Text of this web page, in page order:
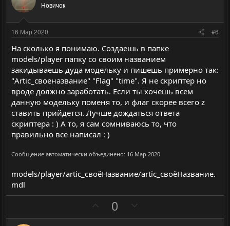
о о
т
в
н
ы
й
г
о
л
о
с
т
в
н
ы
й
г
о
л
о
Новичок
16 Мар 2020 #6
На сколько я понимаю. Создаешь в папке
models/player папку со своим названием
закидываешь дуда модельку и пишешь примерно так:
"Artic_своеназвание" "Flag" "time". Я не скриптер но
вроде должно заработать. Если ты хочешь всем
данную модельку поменя то, и флаг скорее всего z
ставить прийдется. Лучше дождаться ответа
скриптера : ) А то, я сам сомниваюсь то, что
правильно всё написал : )
Сообщение автоматически объединено: 16 Мар 2020
models/player/artic_своёНазвание/artic_своёНазвание.
mdl
о
0
е